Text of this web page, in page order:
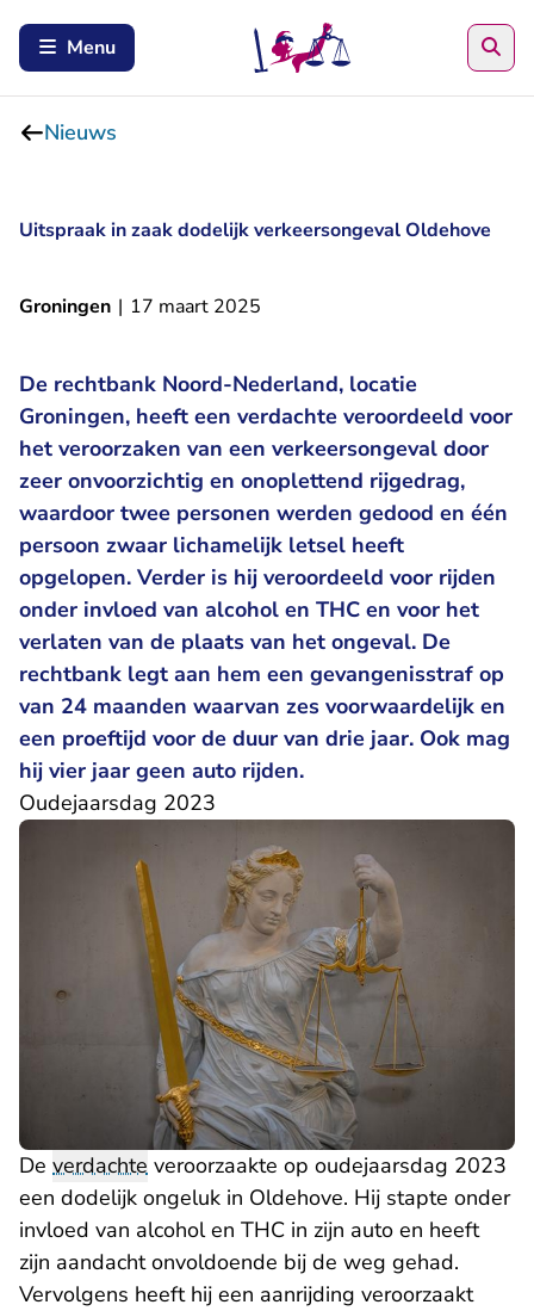
Menu
Nieuws
Uitspraak in zaak dodelijk verkeersongeval Oldehove
Groningen | 17 maart 2025
De rechtbank Noord-Nederland, locatie
Groningen, heeft een verdachte veroordeeld voor
het veroorzaken van een verkeersongeval door
zeer onvoorzichtig en onoplettend rijgedrag,
waardoor twee personen werden gedood en één
persoon zwaar lichamelijk letsel heeft
opgelopen. Verder is hij veroordeeld voor rijden
onder invloed van alcohol en THC en voor het
verlaten van de plaats van het ongeval. De
rechtbank legt aan hem een gevangenisstraf op
van 24 maanden waarvan zes voorwaardelijk en
een proeftijd voor de duur van drie jaar. Ook mag
hij vier jaar geen auto rijden.
Oudejaarsdag 2023
De verdachte veroorzaakte op oudejaarsdag 2023
een dodelijk ongeluk in Oldehove. Hij stapte onder
invloed van alcohol en THC in zijn auto en heeft
zijn aandacht onvoldoende bij de weg gehad.
Vervolgens heeft hij een aanrijding veroorzaakt